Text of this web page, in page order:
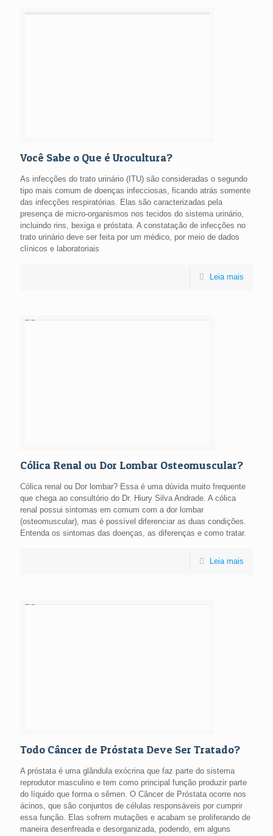
Você Sabe o Que é Urocultura?
As infecções do trato urinário (ITU) são consideradas o segundo
tipo mais comum de doenças infecciosas, ficando atrás somente
das infecções respiratórias. Elas são caracterizadas pela
presença de micro-organismos nos tecidos do sistema urinário,
incluindo rins, bexiga e próstata. A constatação de infecções no
trato urinário deve ser feita por um médico, por meio de dados
clínicos e laboratoriais
Leia mais
Cólica Renal ou Dor Lombar Osteomuscular?
Cólica renal ou Dor lombar? Essa é uma dúvida muito frequente
que chega ao consultório do Dr. Hiury Silva Andrade. A cólica
renal possui sintomas em comum com a dor lombar
(osteomuscular), mas é possível diferenciar as duas condições.
Entenda os sintomas das doenças, as diferenças e como tratar.
Leia mais
Todo Câncer de Próstata Deve Ser Tratado?
A próstata é uma glândula exócrina que faz parte do sistema
reprodutor masculino e tem como principal função produzir parte
do líquido que forma o sêmen. O Câncer de Próstata ocorre nos
ácinos, que são conjuntos de células responsáveis por cumprir
essa função. Elas sofrem mutações e acabam se proliferando de
maneira desenfreada e desorganizada, podendo, em alguns